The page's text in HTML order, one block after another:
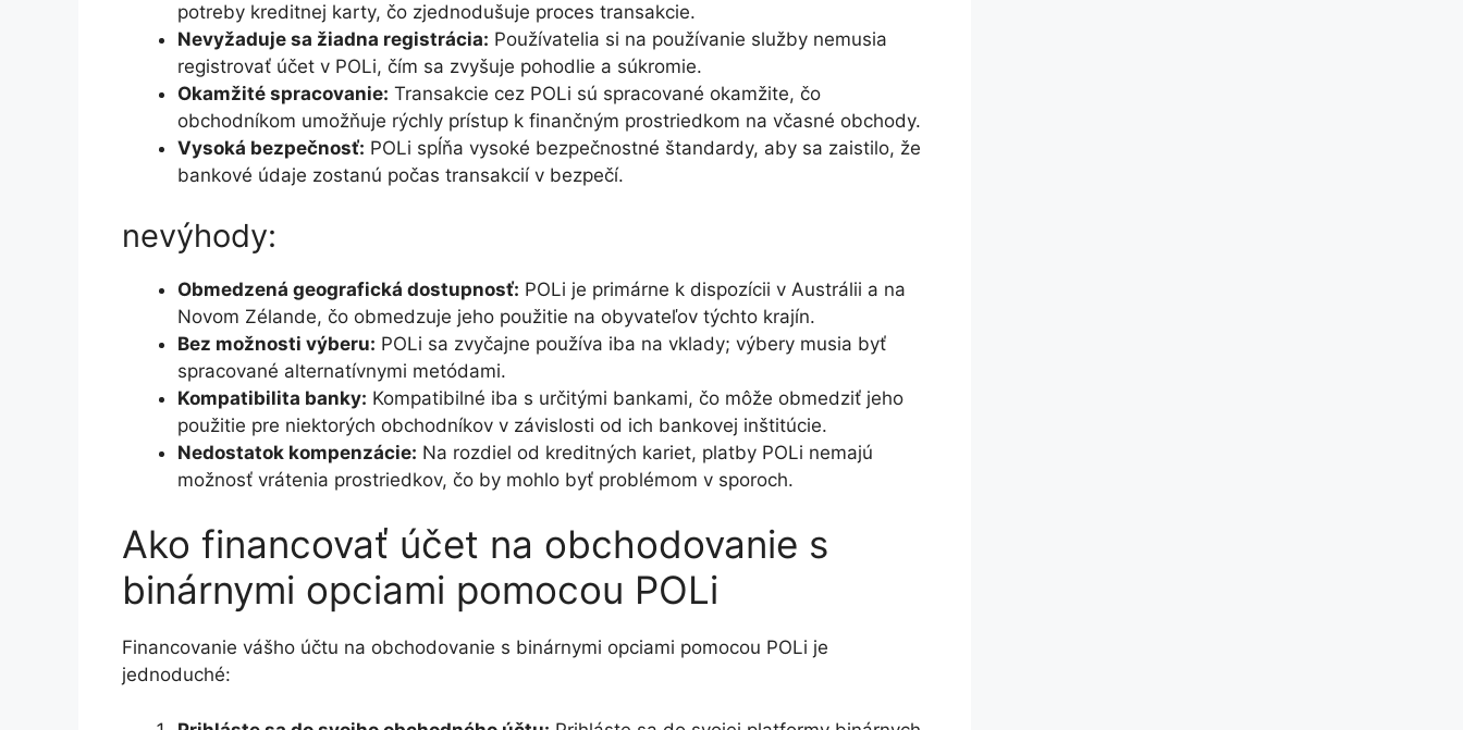
potreby kreditnej karty, čo zjednodušuje proces transakcie.
Nevyžaduje sa žiadna registrácia: Používatelia si na používanie služby nemusia
registrovať účet v POLi, čím sa zvyšuje pohodlie a súkromie.
Okamžité spracovanie: Transakcie cez POLi sú spracované okamžite, čo
obchodníkom umožňuje rýchly prístup k finančným prostriedkom na včasné obchody.
Vysoká bezpečnosť: POLi spĺňa vysoké bezpečnostné štandardy, aby sa zaistilo, že
bankové údaje zostanú počas transakcií v bezpečí.
nevýhody:
Obmedzená geografická dostupnosť: POLi je primárne k dispozícii v Austrálii a na
Novom Zélande, čo obmedzuje jeho použitie na obyvateľov týchto krajín.
Bez možnosti výberu: POLi sa zvyčajne používa iba na vklady; výbery musia byť
spracované alternatívnymi metódami.
Kompatibilita banky: Kompatibilné iba s určitými bankami, čo môže obmedziť jeho
použitie pre niektorých obchodníkov v závislosti od ich bankovej inštitúcie.
Nedostatok kompenzácie: Na rozdiel od kreditných kariet, platby POLi nemajú
možnosť vrátenia prostriedkov, čo by mohlo byť problémom v sporoch.
Ako financovať účet na obchodovanie s
binárnymi opciami pomocou POLi
Financovanie vášho účtu na obchodovanie s binárnymi opciami pomocou POLi je
jednoduché: